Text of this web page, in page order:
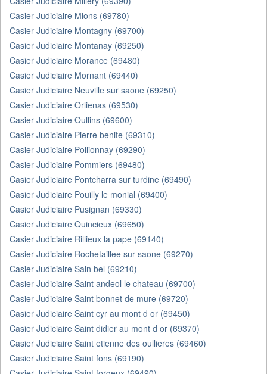
Casier Judiciaire Mions (69780)
Casier Judiciaire Montagny (69700)
Casier Judiciaire Montanay (69250)
Casier Judiciaire Morance (69480)
Casier Judiciaire Mornant (69440)
Casier Judiciaire Neuville sur saone (69250)
Casier Judiciaire Orlienas (69530)
Casier Judiciaire Oullins (69600)
Casier Judiciaire Pierre benite (69310)
Casier Judiciaire Pollionnay (69290)
Casier Judiciaire Pommiers (69480)
Casier Judiciaire Pontcharra sur turdine (69490)
Casier Judiciaire Pouilly le monial (69400)
Casier Judiciaire Pusignan (69330)
Casier Judiciaire Quincieux (69650)
Casier Judiciaire Rillieux la pape (69140)
Casier Judiciaire Rochetaillee sur saone (69270)
Casier Judiciaire Sain bel (69210)
Casier Judiciaire Saint andeol le chateau (69700)
Casier Judiciaire Saint bonnet de mure (69720)
Casier Judiciaire Saint cyr au mont d or (69450)
Casier Judiciaire Saint didier au mont d or (69370)
Casier Judiciaire Saint etienne des oullieres (69460)
Casier Judiciaire Saint fons (69190)